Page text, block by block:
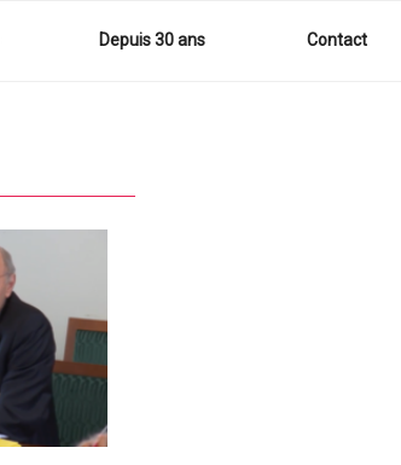
Depuis 30 ans Contact